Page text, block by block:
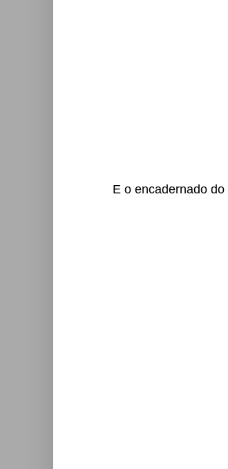
E o encadernado do